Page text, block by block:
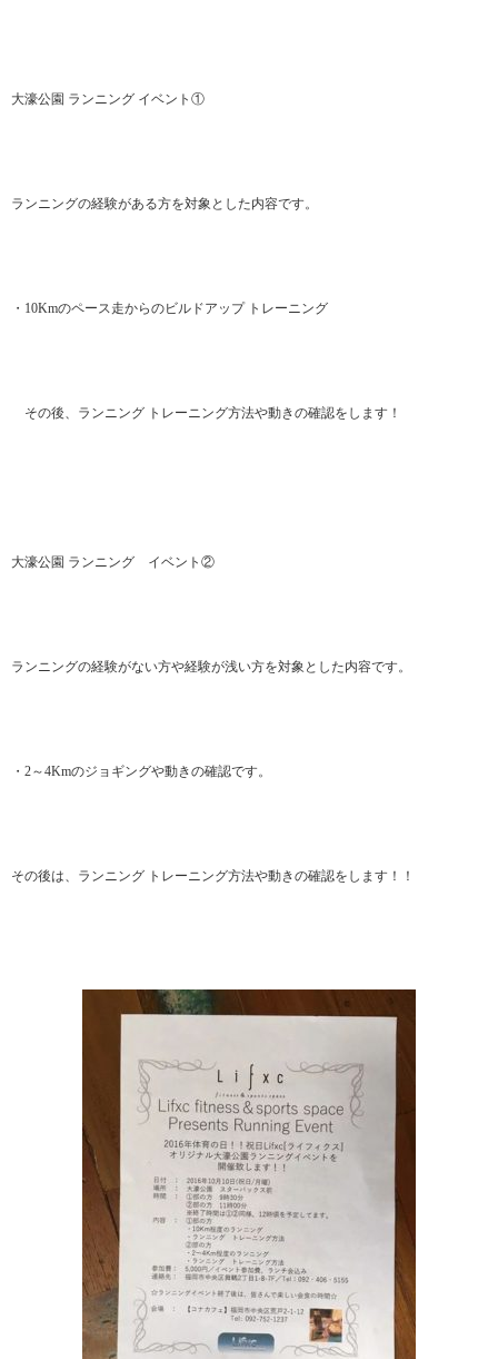
大濠公園 ランニング イベント①
ランニングの経験がある方を対象とした内容です。
・10Kmのペース走からのビルドアップ トレーニング
その後、ランニング トレーニング方法や動きの確認をします！
大濠公園 ランニング イベント②
ランニングの経験がない方や経験が浅い方を対象とした内容です。
・2～4Kmのジョギングや動きの確認です。
その後は、ランニング トレーニング方法や動きの確認をします！！